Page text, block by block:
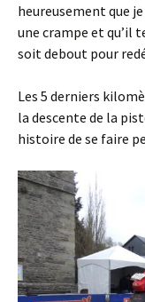
heureusement que
une crampe et qu’il
soit debout pour
Les 5 derniers
la descente de la
histoire de se faire